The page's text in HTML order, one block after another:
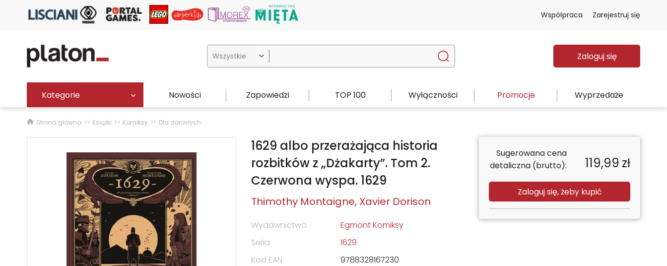
Współpraca Zarejestruj się
 Zaloguj się
Kategorie Nowości Zapowiedzi TOP 100 Wyłączności Promocje Wyprzedaże
Strona główna Książki Komiksy Dla dorosłych
1629 albo przerażająca historia
rozbitków z „Dżakarty”. Tom 2.
Czerwona wyspa. 1629
Thimothy Montaigne Xavier Dorison
Wydawnictwo
Egmont Komiksy
Seria
1629
Kod EAN
9788328167230
Sugerowana cena
detaliczna (brutto):
119,99 zł
Zaloguj się, żeby kupić